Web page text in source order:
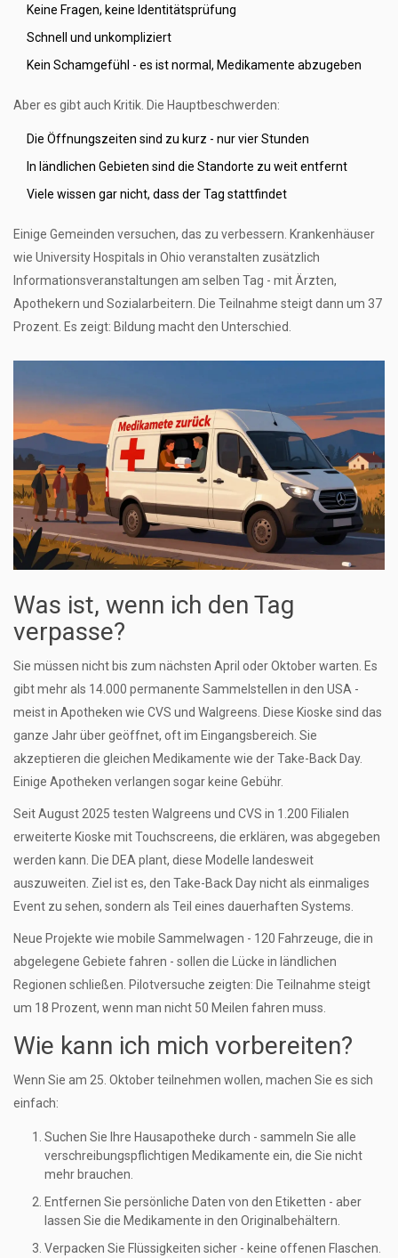
Keine Fragen, keine Identitätsprüfung
Schnell und unkompliziert
Kein Schamgefühl - es ist normal, Medikamente abzugeben
Aber es gibt auch Kritik. Die Hauptbeschwerden:
Die Öffnungszeiten sind zu kurz - nur vier Stunden
In ländlichen Gebieten sind die Standorte zu weit entfernt
Viele wissen gar nicht, dass der Tag stattfindet
Einige Gemeinden versuchen, das zu verbessern. Krankenhäuser
wie University Hospitals in Ohio veranstalten zusätzlich
Informationsveranstaltungen am selben Tag - mit Ärzten,
Apothekern und Sozialarbeitern. Die Teilnahme steigt dann um 37
Prozent. Es zeigt: Bildung macht den Unterschied.
Was ist, wenn ich den Tag
verpasse?
Sie müssen nicht bis zum nächsten April oder Oktober warten. Es
gibt mehr als 14.000 permanente Sammelstellen in den USA -
meist in Apotheken wie CVS und Walgreens. Diese Kioske sind das
ganze Jahr über geöffnet, oft im Eingangsbereich. Sie
akzeptieren die gleichen Medikamente wie der Take-Back Day.
Einige Apotheken verlangen sogar keine Gebühr.
Seit August 2025 testen Walgreens und CVS in 1.200 Filialen
erweiterte Kioske mit Touchscreens, die erklären, was abgegeben
werden kann. Die DEA plant, diese Modelle landesweit
auszuweiten. Ziel ist es, den Take-Back Day nicht als einmaliges
Event zu sehen, sondern als Teil eines dauerhaften Systems.
Neue Projekte wie mobile Sammelwagen - 120 Fahrzeuge, die in
abgelegene Gebiete fahren - sollen die Lücke in ländlichen
Regionen schließen. Pilotversuche zeigten: Die Teilnahme steigt
um 18 Prozent, wenn man nicht 50 Meilen fahren muss.
Wie kann ich mich vorbereiten?
Wenn Sie am 25. Oktober teilnehmen wollen, machen Sie es sich
einfach:
Suchen Sie Ihre Hausapotheke durch - sammeln Sie alle
verschreibungspflichtigen Medikamente ein, die Sie nicht
mehr brauchen.
Entfernen Sie persönliche Daten von den Etiketten - aber
lassen Sie die Medikamente in den Originalbehältern.
Verpacken Sie Flüssigkeiten sicher - keine offenen Flaschen.